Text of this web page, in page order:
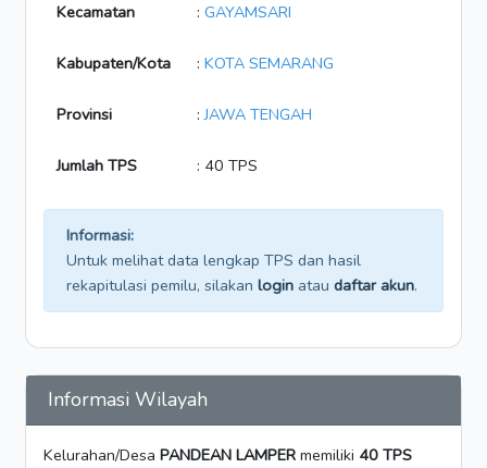
Kecamatan : GAYAMSARI
Kabupaten/Kota : KOTA SEMARANG
Provinsi :JAWA TENGAH
Jumlah TPS : 40 TPS
Informasi:
Untuk melihat data lengkap TPS dan hasil
rekapitulasi pemilu, silakan login atau daftar akun.
Informasi Wilayah
Kelurahan/Desa PANDEAN LAMPER memiliki 40 TPS